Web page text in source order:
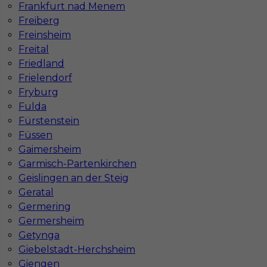
Frankfurt nad Menem
Freiberg
Freinsheim
Freital
Friedland
Frielendorf
Fryburg
Fulda
Fürstenstein
Füssen
Gaimersheim
Garmisch-Partenkirchen
Geislingen an der Steig
Geratal
Germering
Germersheim
Getynga
Giebelstadt-Herchsheim
Giengen
InServ © 2014 – 2026 | Wszelkie prawa zastrzeżone
Witryna korzysta z ciasteczek